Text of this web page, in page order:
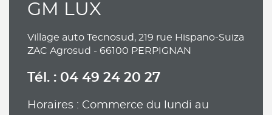
GM LUX
Village auto Tecnosud, 219 rue Hispano-Suiza
ZAC Agrosud - 66100 PERPIGNAN
Tél. : 04 49 24 20 27
Horaires : Commerce du lundi au